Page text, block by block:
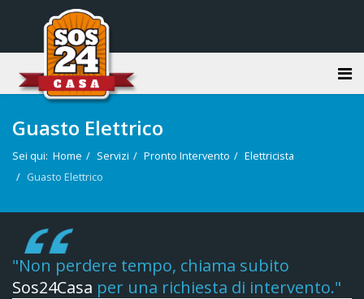
Guasto Elettrico
Sei qui: Home Servizi Pronto Intervento
Elettricista
Guasto Elettrico
"Non perdere tempo, chiama subito
Sos24Casa per una richiesta di intervento."